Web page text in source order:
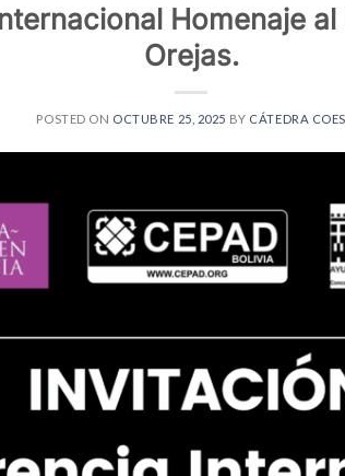
Homenaje
Orejas.
POSTED ON OCTUBRE 25, 2025 BY CÁTEDRA COES